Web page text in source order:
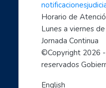
- Sácale provecho a
- Soy un profe TIC:
1, 2, 3 X TIC
- Entornos Digitales
- Líderes digitales
- Descubre como
Horario de
Lunes a viernes
Jornada Continua
©Copyright 2026
reservados
English